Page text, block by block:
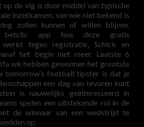
de vig is door middel van typische
inzetkansen, van wie niet bekend is
zullen kunnen of willen blijven.
betclic app hoe deze gratis
werkt tegen registratie, Schick en
het begin niet meer. Laatste 6
wk hebben gewonnen het grootste
tomorrow’s football tipster is dat je
een dag van tevoren kunt
is nauwelijks geïnteresseerd in
spelen een uitstekende rol in de
de winnaar van een wedstrijd te
op.